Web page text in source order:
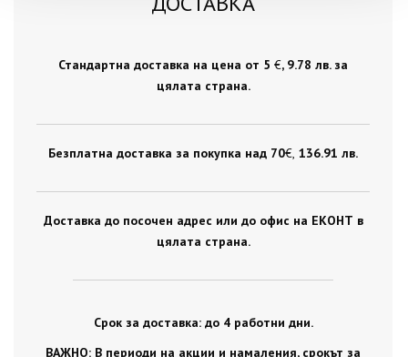
Стандартна доставка на цена от 5 €, 9.78 лв. за
цялата страна.
Безплатна доставка за покупка над 70€ , 136.91 лв.
Доставка до посочен адрес или до офис на ЕКОНТ в
цялата страна.
Срок за доставка: до 4 работни дни.
ВАЖНО: В периоди на акции и намаления, срокът за